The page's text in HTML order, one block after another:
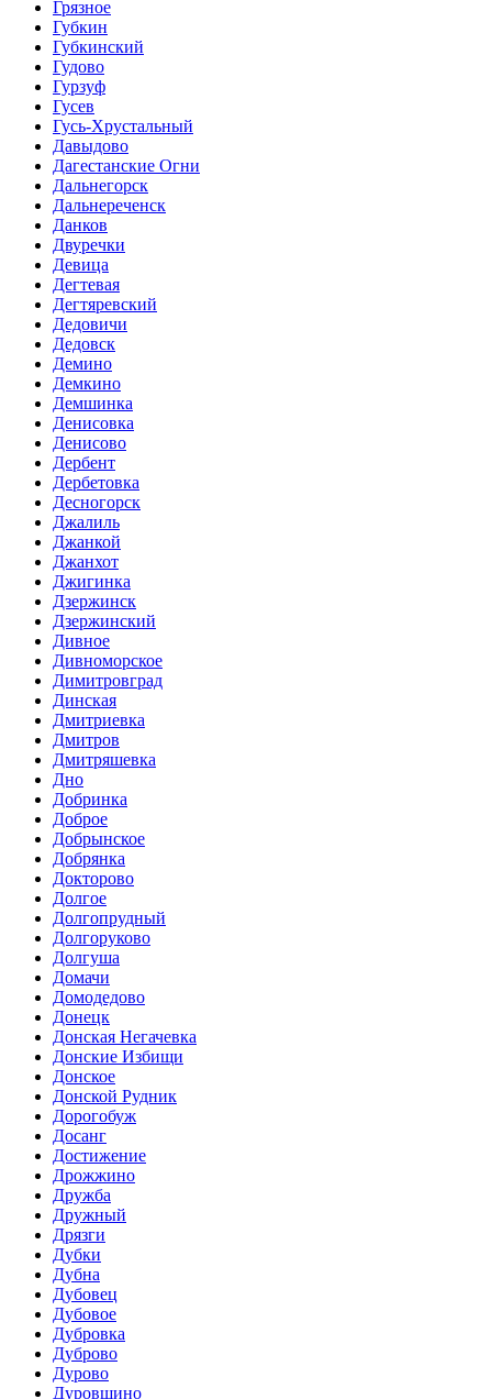
Грязное
Губкин
Губкинский
Гудово
Гурзуф
Гусев
Гусь-Хрустальный
Давыдово
Дагестанские Огни
Дальнегорск
Дальнереченск
Данков
Двуречки
Девица
Дегтевая
Дегтяревский
Дедовичи
Дедовск
Демино
Демкино
Демшинка
Денисовка
Денисово
Дербент
Дербетовка
Десногорск
Джалиль
Джанкой
Джанхот
Джигинка
Дзержинск
Дзержинский
Дивное
Дивноморское
Димитровград
Динская
Дмитриевка
Дмитров
Дмитряшевка
Дно
Добринка
Доброе
Добрынское
Добрянка
Докторово
Долгое
Долгопрудный
Долгоруково
Долгуша
Домачи
Домодедово
Донецк
Донская Негачевка
Донские Избищи
Донское
Донской Рудник
Дорогобуж
Досанг
Достижение
Дрожжино
Дружба
Дружный
Дрязги
Дубки
Дубна
Дубовец
Дубовое
Дубровка
Дуброво
Дурово
Дуровщино